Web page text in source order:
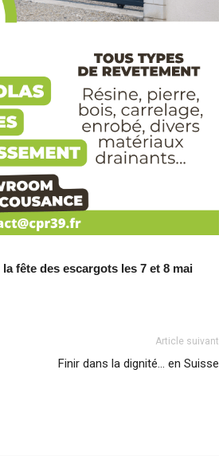
fête des escargots les 7 et 8 mai
Article suivant
Finir dans la dignité… en Suisse